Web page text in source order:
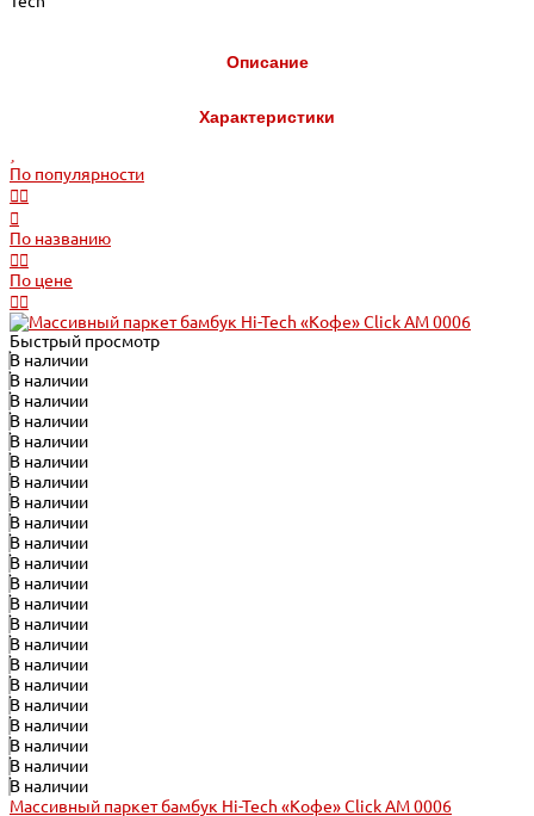
Описание
Характеристики
По популярности
По названию
По цене
Быстрый просмотр
В наличии
В наличии
В наличии
В наличии
В наличии
В наличии
В наличии
В наличии
В наличии
В наличии
В наличии
В наличии
В наличии
В наличии
В наличии
В наличии
В наличии
В наличии
В наличии
В наличии
В наличии
В наличии
Массивный паркет бамбук Hi-Tech «Кофе» Click АМ 0006